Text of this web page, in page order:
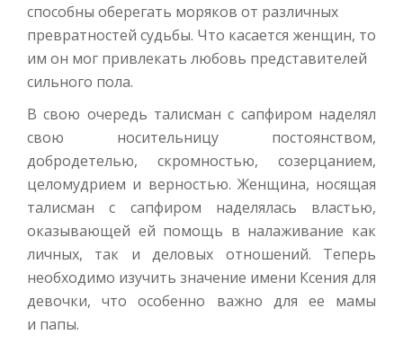
способны оберегать моряков от различных
превратностей судьбы. Что касается женщин, то
им он мог привлекать любовь представителей
сильного пола.
В свою очередь талисман с сапфиром наделял
свою носительницу постоянством,
добродетелью, скромностью, созерцанием,
целомудрием и верностью. Женщина, носящая
талисман с сапфиром наделялась властью,
оказывающей ей помощь в налаживание как
личных, так и деловых отношений. Теперь
необходимо изучить значение имени Ксения для
девочки, что особенно важно для ее мамы
и папы.